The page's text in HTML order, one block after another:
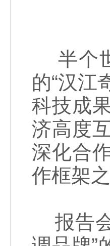
半个
的“汉江
科技成
济高度
深化合
作框架
报告会